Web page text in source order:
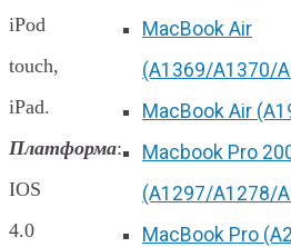
MacBook Air
(A1369/A1370/
MacBook Air
Macbook Pro
(A1297/A1278/
MacBook Pro
iPod
touch,
iPad.
Платформа:
IOS
4.0